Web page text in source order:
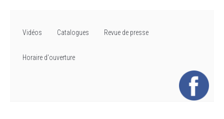
Vidéos Catalogues Revue de presse
Horaire d'ouverture